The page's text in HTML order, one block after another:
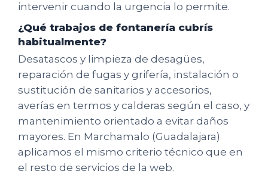
intervenir cuando la urgencia lo permite.
¿Qué trabajos de fontanería cubrís
habitualmente?
Desatascos y limpieza de desagües,
reparación de fugas y grifería, instalación o
sustitución de sanitarios y accesorios,
averías en termos y calderas según el caso, y
mantenimiento orientado a evitar daños
mayores. En Marchamalo (Guadalajara)
aplicamos el mismo criterio técnico que en
el resto de servicios de la web.